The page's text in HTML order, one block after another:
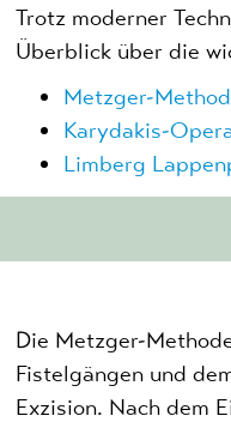
Trotz moderner
Überblick über die
Metzger-
Karydakis-
Limberg
Die Metzger-
Fistelgängen und
Exzision. Nach dem